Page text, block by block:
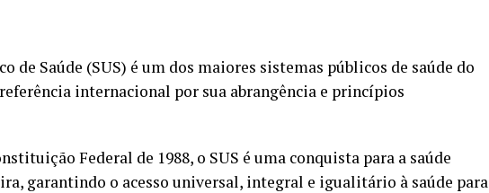
de Saúde (SUS) é um dos maiores sistemas públicos de saúde do
internacional por sua abrangência e princípios
Federal de 1988, o SUS é uma conquista para a saúde
garantindo o acesso universal, integral e igualitário à saúde para